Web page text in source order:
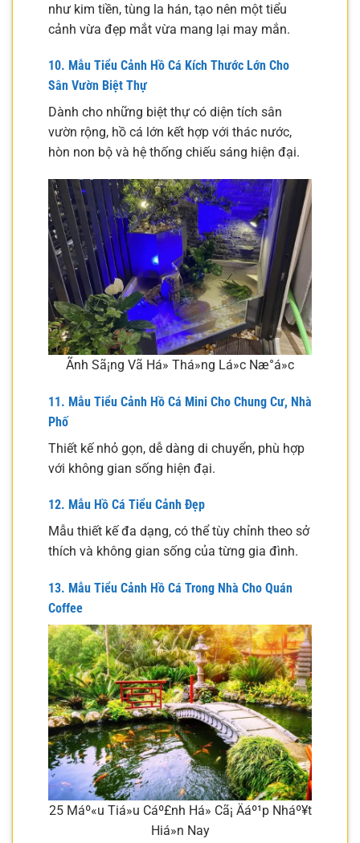
như kim tiền, tùng la hán, tạo nên một tiểu
cảnh vừa đẹp mắt vừa mang lại may mắn.
10. Mẫu Tiểu Cảnh Hồ Cá Kích Thước Lớn Cho
Sân Vườn Biệt Thự
Dành cho những biệt thự có diện tích sân
vườn rộng, hồ cá lớn kết hợp với thác nước,
hòn non bộ và hệ thống chiếu sáng hiện đại.
Ãnh Sã¡ng Vã Há» Thá»ng Lá»c Næ°á»c
11. Mẫu Tiểu Cảnh Hồ Cá Mini Cho Chung Cư, Nhà
Phố
Thiết kế nhỏ gọn, dễ dàng di chuyển, phù hợp
với không gian sống hiện đại.
12. Mẫu Hồ Cá Tiểu Cảnh Đẹp
Mẫu thiết kế đa dạng, có thể tùy chỉnh theo sở
thích và không gian sống của từng gia đình.
13. Mẫu Tiểu Cảnh Hồ Cá Trong Nhà Cho Quán
Coffee
25 Máº«u Tiá»u Cáº£nh Há» Cã¡ Äáº¹p Nháº¥t
Hiá»n Nay